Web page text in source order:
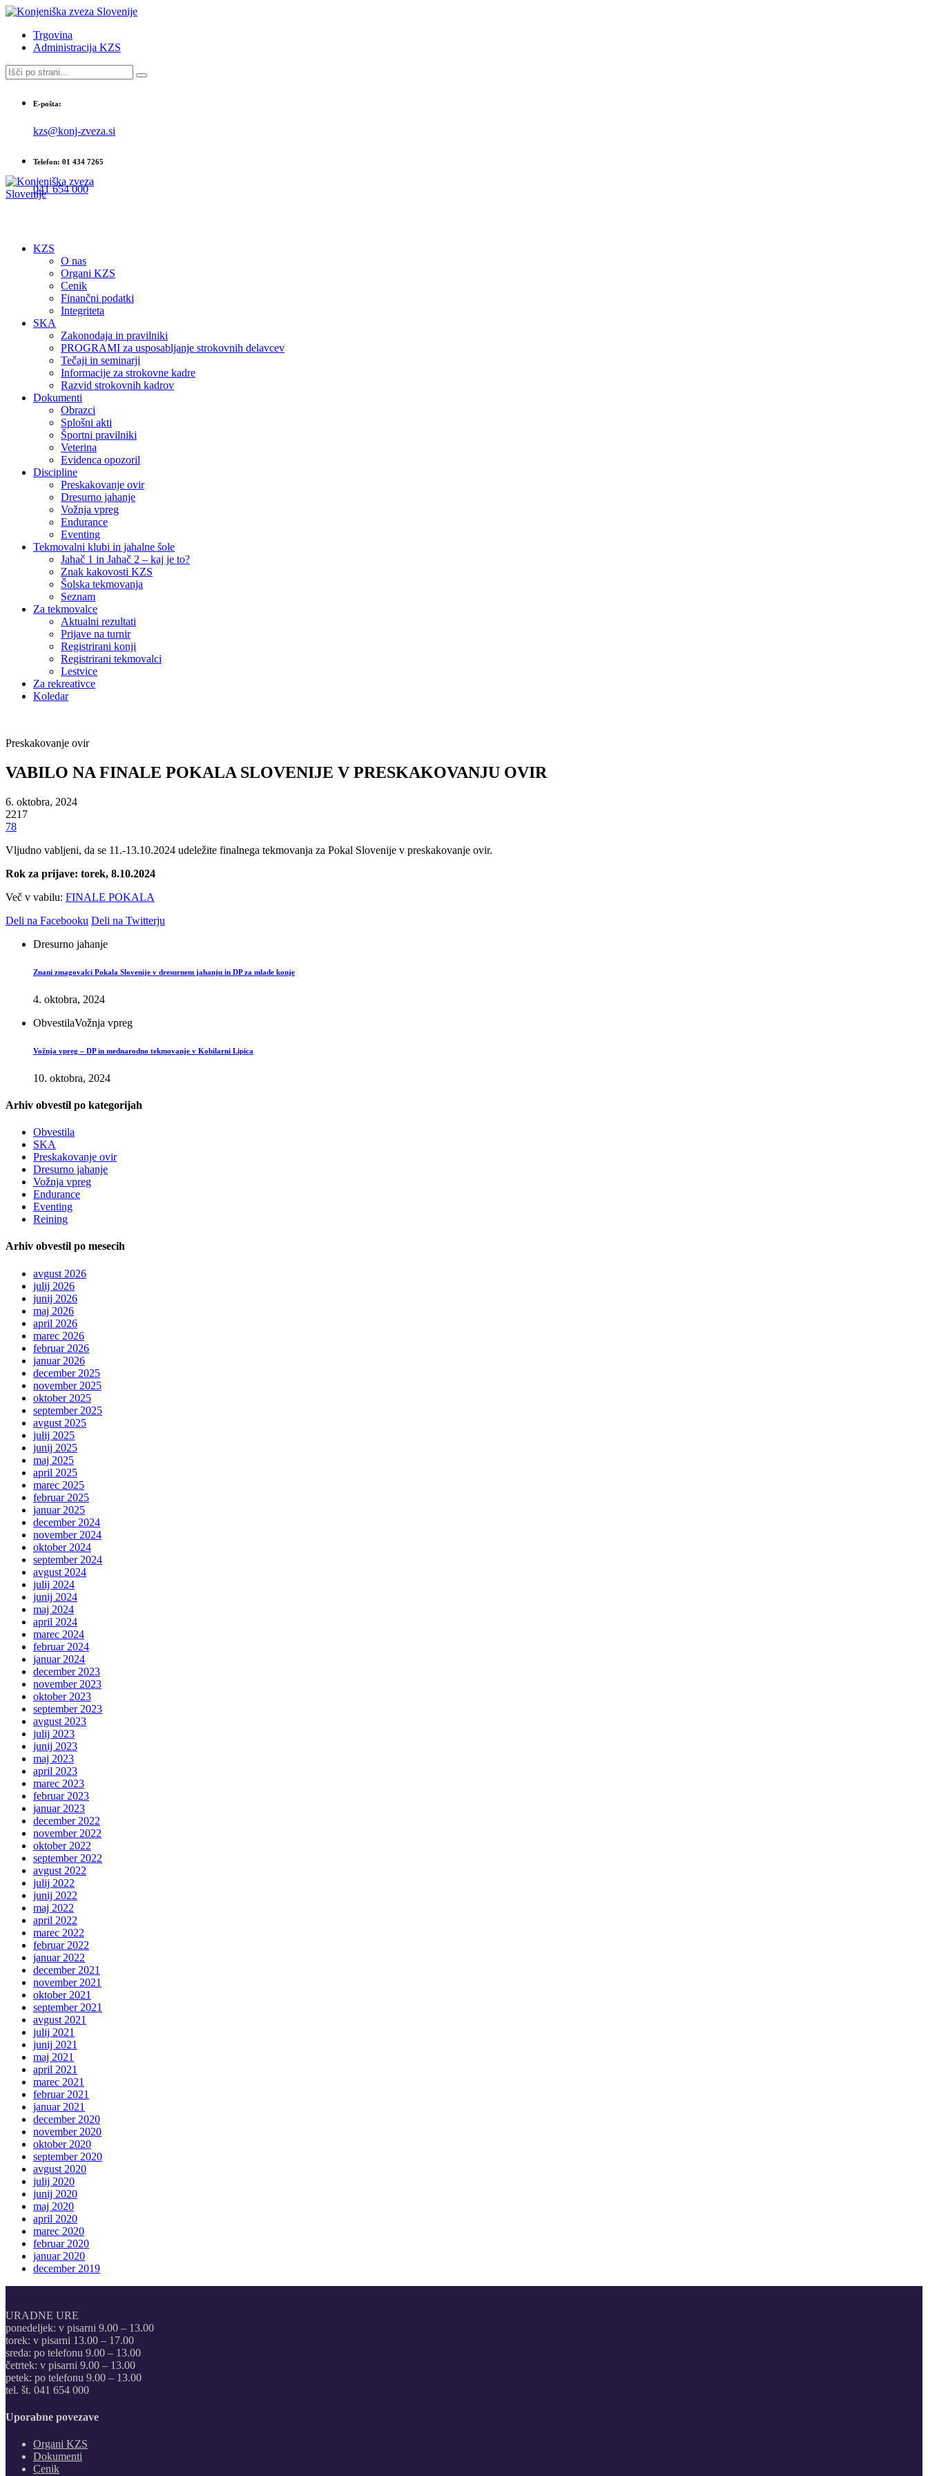
Trgovina
Administracija KZS
E-pošta:
kzs@konj-zveza.si
Telefon: 01 434 7265
041 654 000
KZS
O nas
Organi KZS
Cenik
Finančni podatki
Integriteta
SKA
Zakonodaja in pravilniki
PROGRAMI za usposabljanje strokovnih delavcev
Tečaji in seminarji
Informacije za strokovne kadre
Razvid strokovnih kadrov
Dokumenti
Obrazci
Splošni akti
Športni pravilniki
Veterina
Evidenca opozoril
Discipline
Preskakovanje ovir
Dresurno jahanje
Vožnja vpreg
Endurance
Eventing
Tekmovalni klubi in jahalne šole
Jahač 1 in Jahač 2 – kaj je to?
Znak kakovosti KZS
Šolska tekmovanja
Seznam
Za tekmovalce
Aktualni rezultati
Prijave na turnir
Registrirani konji
Registrirani tekmovalci
Lestvice
Za rekreativce
Koledar
Preskakovanje ovir
VABILO NA FINALE POKALA SLOVENIJE V PRESKAKOVANJU OVIR
6. oktobra, 2024
2217
78
Vljudno vabljeni, da se 11.-13.10.2024 udeležite finalnega tekmovanja za Pokal Slovenije v preskakovanje ovir.
Rok za prijave: torek, 8.10.2024
Več v vabilu: FINALE POKALA
Deli na Facebooku Deli na Twitterju
Dresurno jahanje
Znani zmagovalci Pokala Slovenije v dresurnem jahanju in DP za mlade konje
4. oktobra, 2024
ObvestilaVožnja vpreg
Vožnja vpreg – DP in mednarodno tekmovanje v Kobilarni Lipica
10. oktobra, 2024
Arhiv obvestil po kategorijah
Obvestila
SKA
Preskakovanje ovir
Dresurno jahanje
Vožnja vpreg
Endurance
Eventing
Reining
Arhiv obvestil po mesecih
avgust 2026
julij 2026
junij 2026
maj 2026
april 2026
marec 2026
februar 2026
januar 2026
december 2025
november 2025
oktober 2025
september 2025
avgust 2025
julij 2025
junij 2025
maj 2025
april 2025
marec 2025
februar 2025
januar 2025
december 2024
november 2024
oktober 2024
september 2024
avgust 2024
julij 2024
junij 2024
maj 2024
april 2024
marec 2024
februar 2024
januar 2024
december 2023
november 2023
oktober 2023
september 2023
avgust 2023
julij 2023
junij 2023
maj 2023
april 2023
marec 2023
februar 2023
januar 2023
december 2022
november 2022
oktober 2022
september 2022
avgust 2022
julij 2022
junij 2022
maj 2022
april 2022
marec 2022
februar 2022
januar 2022
december 2021
november 2021
oktober 2021
september 2021
avgust 2021
julij 2021
junij 2021
maj 2021
april 2021
marec 2021
februar 2021
januar 2021
december 2020
november 2020
oktober 2020
september 2020
avgust 2020
julij 2020
junij 2020
maj 2020
april 2020
marec 2020
februar 2020
januar 2020
december 2019
URADNE URE
ponedeljek: v pisarni 9.00 – 13.00
torek: v pisarni 13.00 – 17.00
sreda: po telefonu 9.00 – 13.00
četrtek: v pisarni 9.00 – 13.00
petek: po telefonu 9.00 – 13.00
tel. št. 041 654 000
Uporabne povezave
Organi KZS
Dokumenti
Cenik